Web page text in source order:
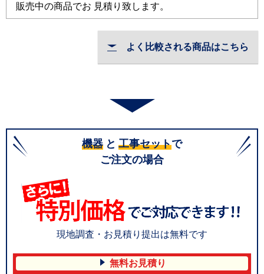
販売中の商品でお 見積り致します。
よく比較される商品はこちら
機器 と 工事セットで
ご注文の場合
現地調査・お見積り提出は無料です
無料お見積り